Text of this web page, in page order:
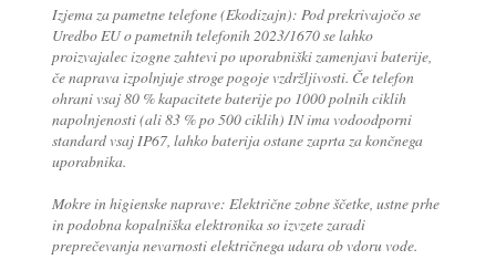
Izjema za pametne telefone (Ekodizajn): Pod prekrivajočo se
Uredbo EU o pametnih telefonih 2023/1670 se lahko
proizvajalec izogne zahtevi po uporabniški zamenjavi baterije,
če naprava izpolnjuje stroge pogoje vzdržljivosti. Če telefon
ohrani vsaj 80 % kapacitete baterije po 1000 polnih ciklih
napolnjenosti (ali 83 % po 500 ciklih) IN ima vodoodporni
standard vsaj IP67, lahko baterija ostane zaprta za končnega
uporabnika.
Mokre in higienske naprave: Električne zobne ščetke, ustne prhe
in podobna kopalniška elektronika so izvzete zaradi
preprečevanja nevarnosti električnega udara ob vdoru vode.